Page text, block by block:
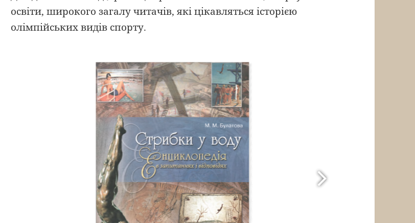
освіти, широкого загалу читачів, які цікавляться історією
олімпійських видів спорту.